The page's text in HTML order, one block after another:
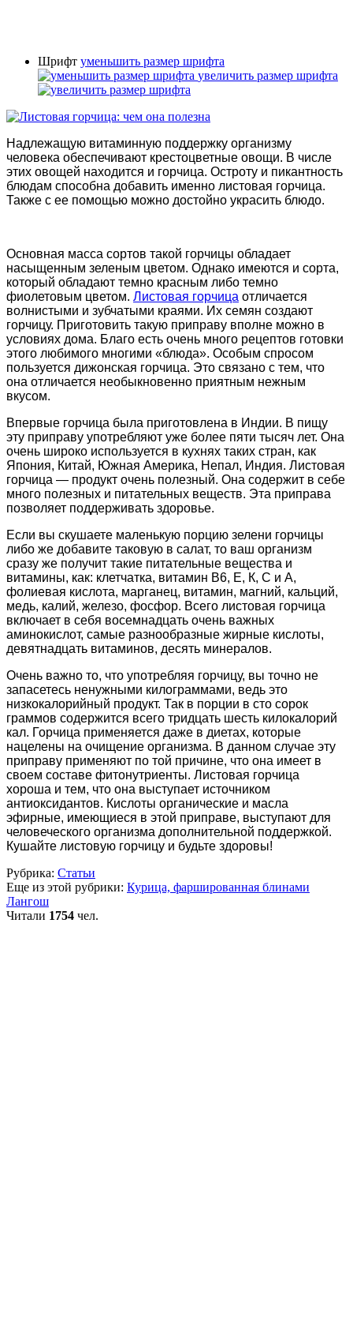
Шрифт уменьшить размер шрифта
увеличить размер шрифта
Надлежащую витаминную поддержку организму
человека обеспечивают крестоцветные овощи. В числе
этих овощей находится и горчица. Остроту и пикантность
блюдам способна добавить именно листовая горчица.
Также с ее помощью можно достойно украсить блюдо.
Основная масса сортов такой горчицы обладает
насыщенным зеленым цветом. Однако имеются и сорта,
который обладают темно красным либо темно
фиолетовым цветом. Листовая горчица отличается
волнистыми и зубчатыми краями. Их семян создают
горчицу. Приготовить такую приправу вполне можно в
условиях дома. Благо есть очень много рецептов готовки
этого любимого многими «блюда». Особым спросом
пользуется дижонская горчица. Это связано с тем, что
она отличается необыкновенно приятным нежным
вкусом.
Впервые горчица была приготовлена в Индии. В пищу
эту приправу употребляют уже более пяти тысяч лет. Она
очень широко используется в кухнях таких стран, как
Япония, Китай, Южная Америка, Непал, Индия. Листовая
горчица — продукт очень полезный. Она содержит в себе
много полезных и питательных веществ. Эта приправа
позволяет поддерживать здоровье.
Если вы скушаете маленькую порцию зелени горчицы
либо же добавите таковую в салат, то ваш организм
сразу же получит такие питательные вещества и
витамины, как: клетчатка, витамин В6, Е, К, С и А,
фолиевая кислота, марганец, витамин, магний, кальций,
медь, калий, железо, фосфор. Всего листовая горчица
включает в себя восемнадцать очень важных
аминокислот, самые разнообразные жирные кислоты,
девятнадцать витаминов, десять минералов.
Очень важно то, что употребляя горчицу, вы точно не
запасетесь ненужными килограммами, ведь это
низкокалорийный продукт. Так в порции в сто сорок
граммов содержится всего тридцать шесть килокалорий
кал. Горчица применяется даже в диетах, которые
нацелены на очищение организма. В данном случае эту
приправу применяют по той причине, что она имеет в
своем составе фитонутриенты. Листовая горчица
хороша и тем, что она выступает источником
антиоксидантов. Кислоты органические и масла
эфирные, имеющиеся в этой приправе, выступают для
человеческого организма дополнительной поддержкой.
Кушайте листовую горчицу и будьте здоровы!
Рубрика: Статьи
Еще из этой рубрики: Курица, фаршированная блинами
Лангош
Читали 1754 чел.